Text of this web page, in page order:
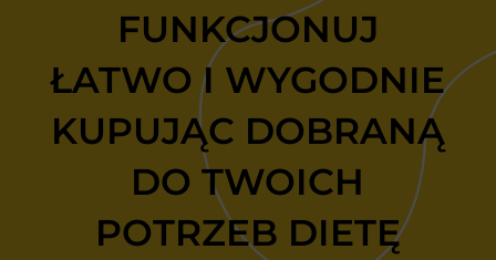
FUNKCJONUJ
ŁATWO I WYGODNIE
KUPUJĄC DOBRANĄ
DO TWOICH
POTRZEB DIETĘ